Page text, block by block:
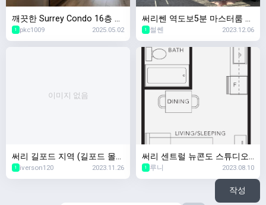
깨끗한 Surrey Condo 16층 즉
시 입주 가능
1 pkc1009 2025.05.02
써리쎈 역도보5분 마스터룸 룸
메
1 썰쎈 2023.12.06
이미지 없음
써리 길포드 지역 (길포드 몰
맞은편) 2 bed 2 bath 900 sqf
t 렌트 합니다. 월 $2450
1 iverson120 2023.11.26
써리 센트럴 뉴콘도 스튜디오
렌트합니다 월$1900
1 루니 2023.08.10
작성